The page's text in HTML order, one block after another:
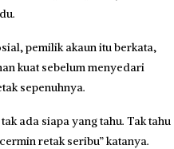
pemilik akaun itu berkata,
kuat sebelum menyedari
sepenuhnya.
ada siapa yang tahu. Tak tahu
retak seribu” katanya.